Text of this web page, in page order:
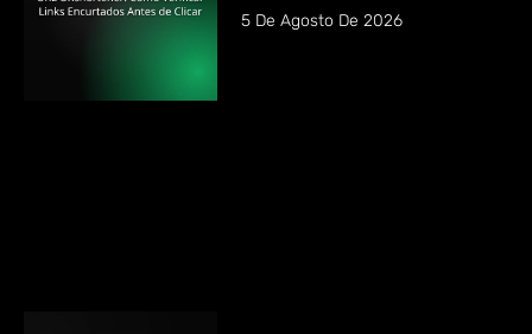
5 De Agosto De 2026